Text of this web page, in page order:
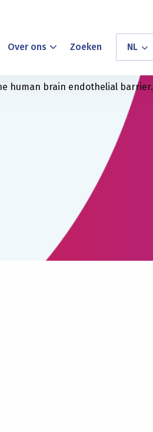
Over ons Zoeken NL
human brain endothelial barrier.